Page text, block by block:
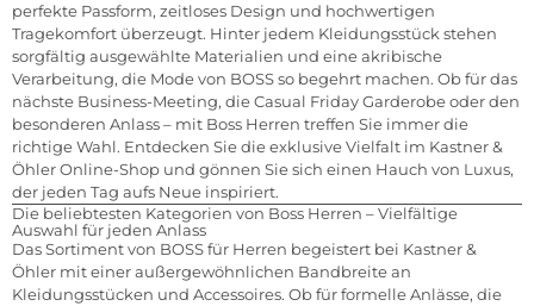
perfekte Passform, zeitloses Design und hochwertigen
Tragekomfort überzeugt. Hinter jedem Kleidungsstück stehen
sorgfältig ausgewählte Materialien und eine akribische
Verarbeitung, die Mode von BOSS so begehrt machen. Ob für das
nächste Business-Meeting, die Casual Friday Garderobe oder den
besonderen Anlass – mit Boss Herren treffen Sie immer die
richtige Wahl. Entdecken Sie die exklusive Vielfalt im Kastner &
Öhler Online-Shop und gönnen Sie sich einen Hauch von Luxus,
der jeden Tag aufs Neue inspiriert.
Die beliebtesten Kategorien von Boss Herren – Vielfältige
Auswahl für jeden Anlass
Das Sortiment von BOSS für Herren begeistert bei Kastner &
Öhler mit einer außergewöhnlichen Bandbreite an
Kleidungsstücken und Accessoires. Ob für formelle Anlässe, die